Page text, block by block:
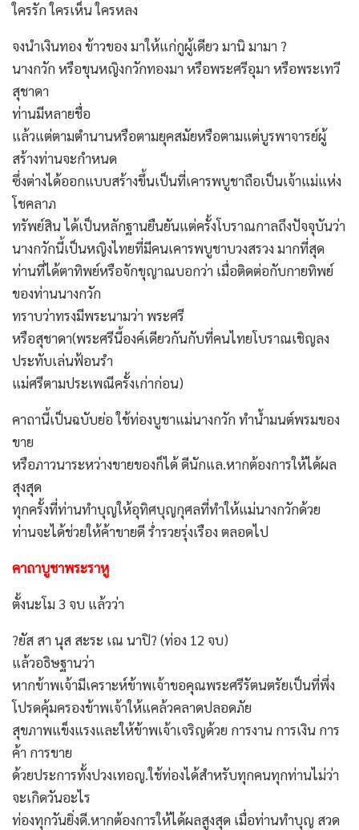
ใครรัก ใครเห็น ใครหลง
จงนำเงินทอง ข้าวของ มาให้แก่กูผู้เดียว มานิ มามา ?
นางกวัก หรือขุนหญิงกวักทองมา หรือพระศรีอุมา หรือพระเทวี
สุชาดา
ท่านมีหลายชื่อ
แล้วแต่ตามตำนานหรือตามยุคสมัยหรือตามแต่บูรพาจารย์ผู้
สร้างท่านจะกำหนด
ซึ่งต่างได้ออกแบบสร้างขึ้นเป็นที่เคารพบูชาถือเป็นเจ้าแม่แห่ง
โชคลาภ
ทรัพย์สิน ได้เป็นหลักฐานยืนยันแต่ครั้งโบราณกาลถึงปัจจุบันว่า
นางกวักนี้เป็นหญิงไทยที่มีคนเคารพบูชาบวงสรวง มากที่สุด
ท่านที่ได้ตาทิพย์หรือจักขุญาณบอกว่า เมื่อติดต่อกับกายทิพย์
ของท่านนางกวัก
ทราบว่าทรงมีพระนามว่า พระศรี
หรือสุชาดา(พระศรีนี้องค์เดียวกันกับที่คนไทยโบราณเชิญลง
ประทับเล่นฟ้อนรำ
แม่ศรีตามประเพณีครั้งเก่าก่อน)
คาถานี้เป็นฉบับย่อ ใช้ท่องบูชาแม่นางกวัก ทำน้ำมนต์พรมของ
ขาย
หรือภาวนาระหว่างขายของก็ได้ ดีนักแล.หากต้องการให้ได้ผล
สุงสุด
ทุกครั้งที่ท่านทำบุญให้อุทิศบุญกุศลที่ทำให้แม่นางกวักด้วย
ท่านจะได้ช่วยให้ค้าขายดี ร่ำรวยรุ่งเรือง ตลอดไป
คาถาบูชาพระราหู
ตั้งนะโม 3 จบ แล้วว่า
?ยัส สา นุส สะระ เณ นาปิ? (ท่อง 12 จบ)
แล้วอธิษฐานว่า
หากข้าพเจ้ามีเคราะห์ข้าพเจ้าขอคุณพระศรีรัตนตรัยเป็นที่พึ่ง
โปรดคุ้มครองข้าพเจ้าให้แคล้วคลาดปลอดภัย
สุขภาพแข็งแรงและให้ข้าพเจ้าเจริญด้วย การงาน การเงิน การ
ค้า การขาย
ด้วยประการทั้งปวงเทอญ.ใช้ท่องได้สำหรับทุกคนทุกท่านไม่ว่า
จะเกิดวันอะไร
ท่องทุกวันยิ่งดี.หากต้องการให้ได้ผลสูงสุด เมื่อท่านทำบุญ สวด